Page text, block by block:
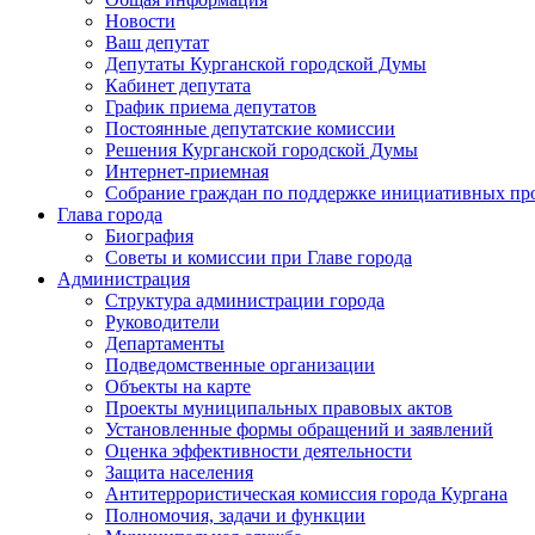
Новости
Ваш депутат
Депутаты Курганской городской Думы
Кабинет депутата
График приема депутатов
Постоянные депутатские комиссии
Решения Курганской городской Думы
Интернет-приемная
Собрание граждан по поддержке инициативных
Глава города
Биография
Советы и комиссии при Главе города
Администрация
Структура администрации города
Руководители
Департаменты
Подведомственные организации
Объекты на карте
Проекты муниципальных правовых актов
Установленные формы обращений и заявлений
Оценка эффективности деятельности
Защита населения
Антитеррористическая комиссия города Кургана
Полномочия, задачи и функции